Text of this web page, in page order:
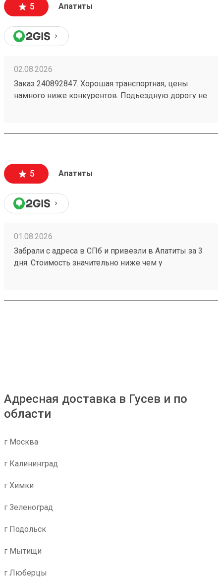
5 Апатиты
02.08.2026
Заказ 240892847. Хорошая транспортная, цены
намного ниже конкурентов. Подьездную дорогу не
подскажут как лучше упаковать. Заказы
5 Апатиты
01.08.2026
Забрали с адреса в СПб и привезли в Апатиты за 3
дня. Стоимость значительно ниже чем у
компанией! Номер заказа 260691900.
Адресная доставка в Гусев и по
области
г Москва
г Калининград
г Химки
г Зеленоград
г Подольск
г Мытищи
г Люберцы